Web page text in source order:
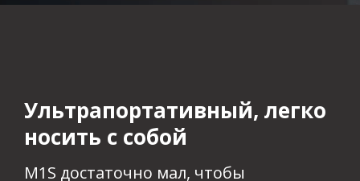
Ультрапортативный, легко
носить с собой
M1S достаточно мал, чтобы